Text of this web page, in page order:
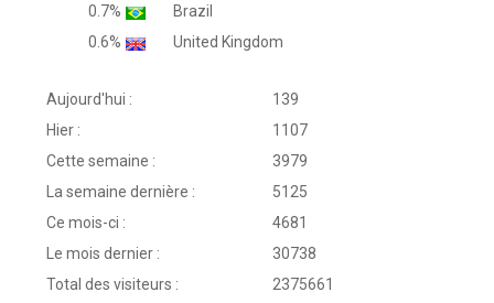
0.7%
Brazil
0.6%
United Kingdom
Aujourd'hui :
139
Hier :
1107
Cette semaine :
3979
La semaine dernière :
5125
Ce mois-ci :
4681
Le mois dernier :
30738
Total des visiteurs :
2375661